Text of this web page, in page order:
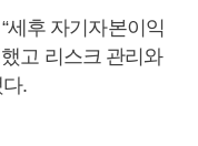
세후 자기자본이익
고 리스크 관리와
.